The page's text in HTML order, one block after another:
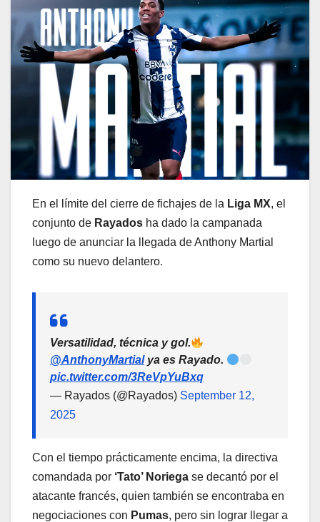
En el límite del cierre de fichajes de la Liga MX, el
conjunto de Rayados ha dado la campanada
luego de anunciar la llegada de Anthony Martial
como su nuevo delantero.
Versatilidad, técnica y gol.
@AnthonyMartialya es Rayado.
pic.twitter.com/3ReVpYuBxq
— Rayados (@Rayados) September 12,
2025
Con el tiempo prácticamente encima, la directiva
comandada por ‘Tato’ Noriega se decantó por el
atacante francés, quien también se encontraba en
negociaciones con Pumas, pero sin lograr llegar a